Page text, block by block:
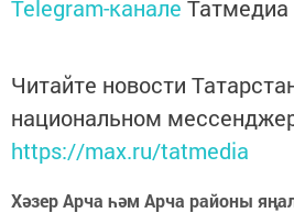
Telegram-канале Татмедиа
Читайте новости
национальном
https://max.ru/tatmedia
Хәзер Арча һәм Арча районы